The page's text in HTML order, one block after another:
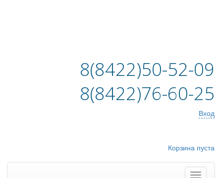
8(8422)50-52-09
8(8422)76-60-25
Вход
Корзина пуста